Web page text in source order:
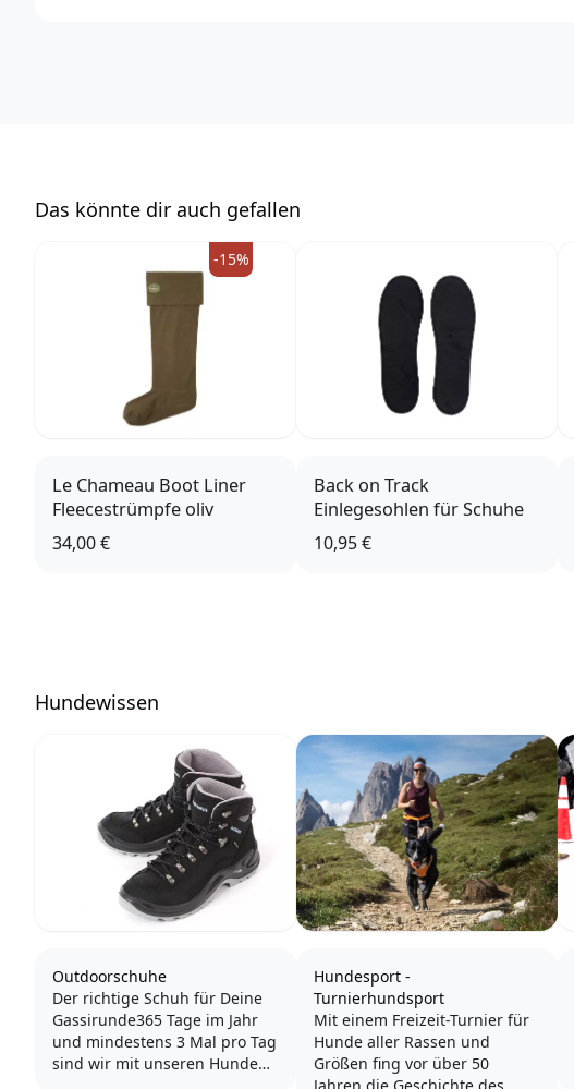
Das könnte dir auch gefallen
-15%
Le Chameau Boot Liner
Fleecestrümpfe oliv
34,00 €
Back on Track
Einlegesohlen für Schuhe
10,95 €
Hundewissen
Outdoorschuhe
Der richtige Schuh für Deine
Gassirunde365 Tage im Jahr
und mindestens 3 Mal pro Tag
sind wir mit unseren Hunden
Hundesport -
Turnierhundsport
Mit einem Freizeit-Turnier für
Hunde aller Rassen und
Größen fing vor über 50